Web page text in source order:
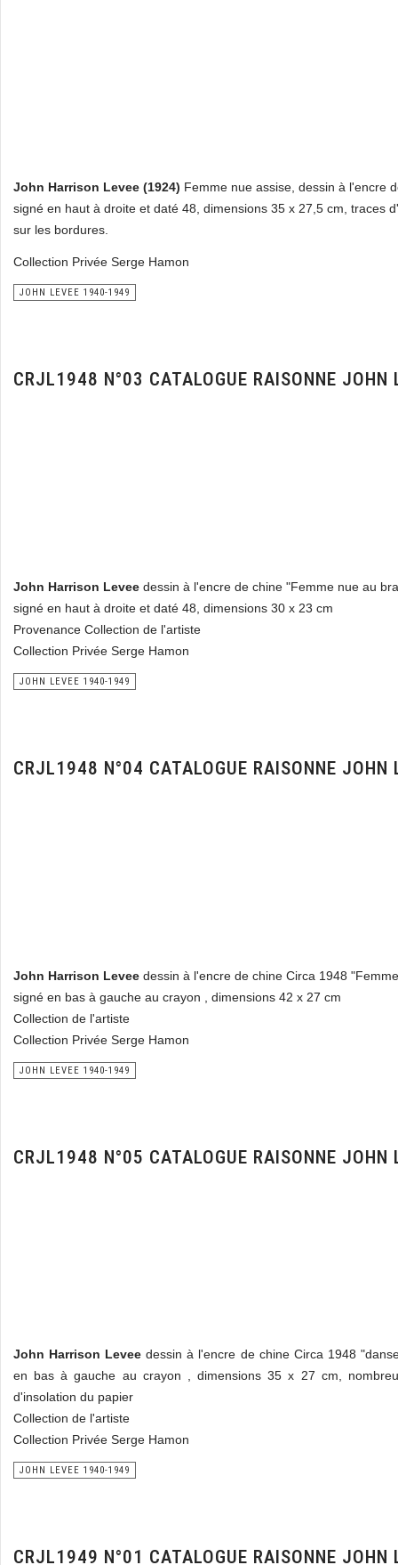
John Harrison Levee (1924) Femme nue assise, dessin à l'encre
signé en haut à droite et daté 48, dimensions 35 x 27,5 cm, traces
sur les bordures.
Collection Privée Serge Hamon
JOHN LEVEE 1940-1949
CRJL1948 N°03 CATALOGUE RAISONNE JOHN
John Harrison Levee dessin à l'encre de chine "Femme nue au
signé en haut à droite et daté 48, dimensions 30 x 23 cm
Provenance Collection de l'artiste
Collection Privée Serge Hamon
JOHN LEVEE 1940-1949
CRJL1948 N°04 CATALOGUE RAISONNE JOHN
John Harrison Levee dessin à l'encre de chine Circa 1948
signé en bas à gauche au crayon , dimensions 42 x 27 cm
Collection de l'artiste
Collection Privée Serge Hamon
JOHN LEVEE 1940-1949
CRJL1948 N°05 CATALOGUE RAISONNE JOHN
John Harrison Levee dessin à l'encre de chine Circa 1948
en bas à gauche au crayon , dimensions 35 x 27 cm,
d'insolation du papier
Collection de l'artiste
Collection Privée Serge Hamon
JOHN LEVEE 1940-1949
CRJL1949 N°01 CATALOGUE RAISONNE JOHN